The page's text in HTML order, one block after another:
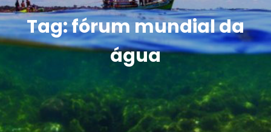
Tag:fórum mundial da
água